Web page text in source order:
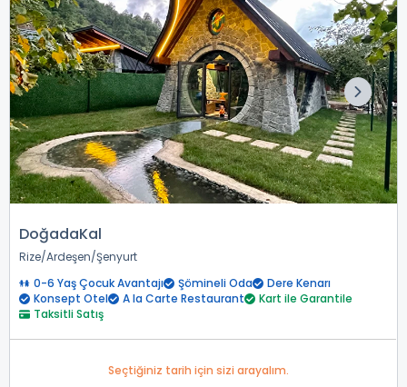
DoğadaKal
Rize Ardeşen Şenyurt
0-6 Yaş Çocuk Avantajı
Şömineli Oda
Dere Kenarı
Konsept Otel
A la Carte Restaurant
Kart ile Garantile
Taksitli Satış
Seçtiğiniz tarih için sizi arayalım.